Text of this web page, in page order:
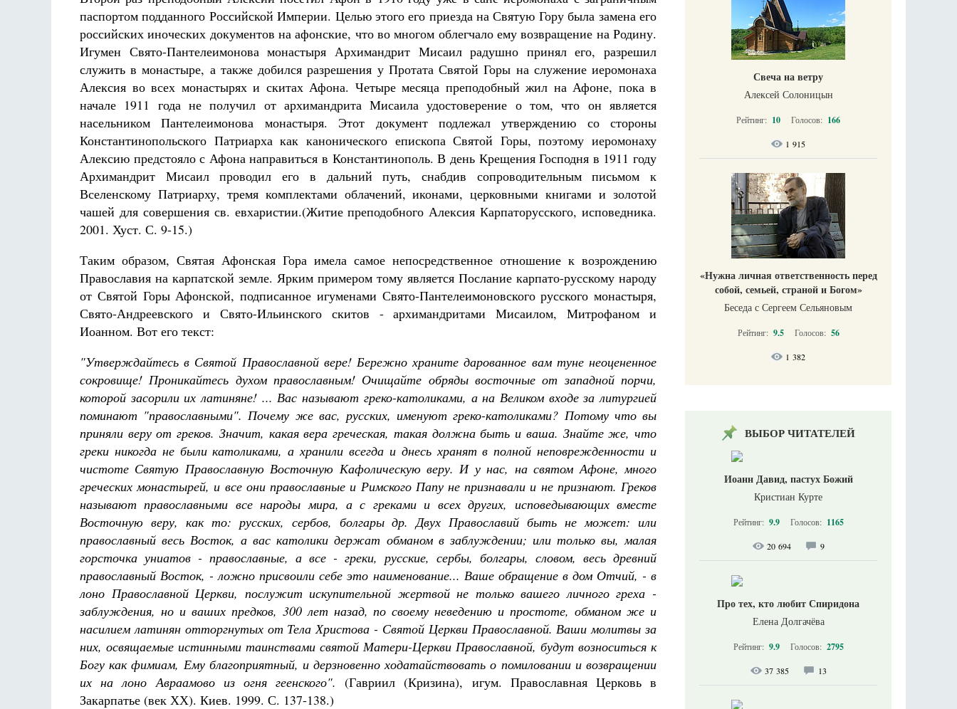
паспортом подданного Российской Империи. Целью этого его приезда на Святую Гору была замена его
российских иноческих документов на афонские, что во многом облегчало ему возвращение на Родину.
Игумен Свято-Пантелеимонова монастыря Архимандрит Мисаил радушно принял его, разрешил
служить в монастыре, а также добился разрешения у Протата Святой Горы на служение иеромонаха
Алексия во всех монастырях и скитах Афона. Четыре месяца преподобный жил на Афоне, пока в
начале 1911 года не получил от архимандрита Мисаила удостоверение о том, что он является
насельником Пантелеимонова монастыря. Этот документ подлежал утверждению со стороны
Константинопольского Патриарха как канонического епископа Святой Горы, поэтому иеромонаху
Алексию предстояло с Афона направиться в Константинополь. В день Крещения Господня в 1911 году
Архимандрит Мисаил проводил его в дальний путь, снабдив сопроводительным письмом к
Вселенскому Патриарху, тремя комплектами облачений, иконами, церковными книгами и золотой
чашей для совершения св. евхаристии.(Житие преподобного Алексия Карпаторусского, исповедника.
2001. Хуст. С. 9-15.)
Таким образом, Святая Афонская Гора имела самое непосредственное отношение к возрождению
Православия на карпатской земле. Ярким примером тому является Послание карпато-русскому народу
от Святой Горы Афонской, подписанное игуменами Свято-Пантелеимоновского русского монастыря,
Свято-Андреевского и Свято-Ильинского скитов - архимандритами Мисаилом, Митрофаном и
Иоанном. Вот его текст:
"Утверждайтесь в Святой Православной вере! Бережно храните дарованное вам туне неоцененное
сокровище! Проникайтесь духом православным! Очищайте обряды восточные от западной порчи,
которой засорили их латиняне! ... Вас называют греко-католиками, а на Великом входе за литургией
поминают "православными". Почему же вас, русских, именуют греко-католиками? Потому что вы
приняли веру от греков. Значит, какая вера греческая, такая должна быть и ваша. Знайте же, что
греки никогда не были католиками, а хранили всегда и днесь хранят в полной неповрежденности и
чистоте Святую Православную Восточную Кафолическую веру. И у нас, на святом Афоне, много
греческих монастырей, и все они православные и Римского Папу не признавали и не признают. Греков
называют православными все народы мира, а с греками и всех других, исповедывающих вместе
Восточную веру, как то: русских, сербов, болгары др. Двух Православий быть не может: или
православный весь Восток, а вас католики держат обманом в заблуждении; или только вы, малая
горсточка униатов - православные, а все - греки, русские, сербы, болгары, словом, весь древний
православный Восток, - ложно присвоили себе это наименование... Ваше обращение в дом Отчий, - в
лоно Православной Церкви, послужит искупительной жертвой не только вашего личного греха -
заблуждения, но и ваших предков, 300 лет назад, по своему неведению и простоте, обманом же и
насилием латинян отторгнутых от Тела Христова - Святой Церкви Православной. Ваши молитвы за
них, освящаемые истинными таинствами святой Матери-Церкви Православной, будут возноситься к
Богу как фимиам, Ему благоприятный, и дерзновенно ходатайствовать о помиловании и возвращении
их на лоно Авраамово из огня геенского". (Гавриил (Кризина), игум. Православная Церковь в
Закарпатье (век ХХ). Киев. 1999. С. 137-138.)
Свеча на ветру
Алексей Солоницын
Рейтинг: 10 Голосов: 166
1 915
«Нужна личная ответственность перед
собой, семьей, страной и Богом»
Беседа с Сергеем Сельяновым
Рейтинг: 9.5 Голосов: 56
1 382
ВЫБОР ЧИТАТЕЛЕЙ
Иоанн Давид, пастух Божий
Кристиан Курте
Рейтинг: 9.9 Голосов: 1165
20 694 9
Про тех, кто любит Спиридона
Елена Долгачёва
Рейтинг: 9.9 Голосов: 2795
37 385 13